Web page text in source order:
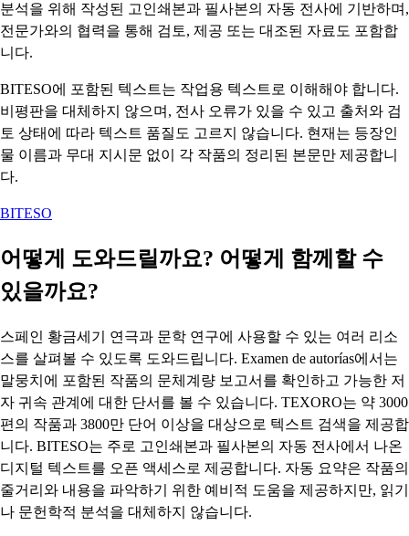
분석을 위해 작성된 고인쇄본과 필사본의 자동 전사에 기반하며,
전문가와의 협력을 통해 검토, 제공 또는 대조된 자료도 포함합
니다.
BITESO에 포함된 텍스트는 작업용 텍스트로 이해해야 합니다.
비평판을 대체하지 않으며, 전사 오류가 있을 수 있고 출처와 검
토 상태에 따라 텍스트 품질도 고르지 않습니다. 현재는 등장인
물 이름과 무대 지시문 없이 각 작품의 정리된 본문만 제공합니
다.
BITESO
어떻게 도와드릴까요? 어떻게 함께할 수
있을까요?
스페인 황금세기 연극과 문학 연구에 사용할 수 있는 여러 리소
스를 살펴볼 수 있도록 도와드립니다. Examen de autorías에서는
말뭉치에 포함된 작품의 문체계량 보고서를 확인하고 가능한 저
자 귀속 관계에 대한 단서를 볼 수 있습니다. TEXORO는 약 3000
편의 작품과 3800만 단어 이상을 대상으로 텍스트 검색을 제공합
니다. BITESO는 주로 고인쇄본과 필사본의 자동 전사에서 나온
디지털 텍스트를 오픈 액세스로 제공합니다. 자동 요약은 작품의
줄거리와 내용을 파악하기 위한 예비적 도움을 제공하지만, 읽기
나 문헌학적 분석을 대체하지 않습니다.